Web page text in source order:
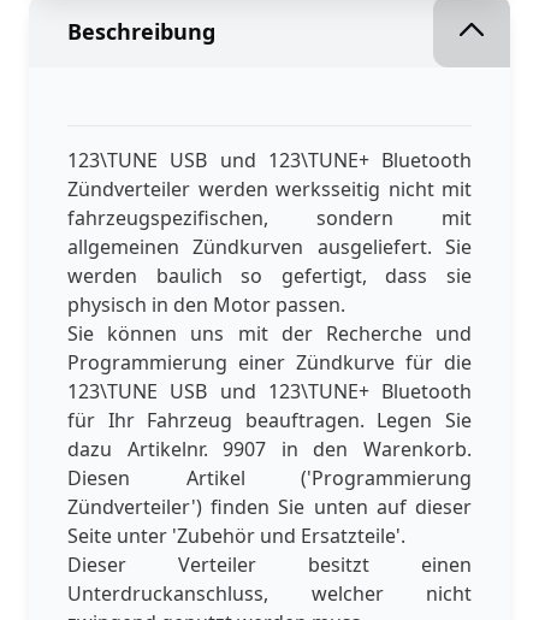
Beschreibung
123\TUNE USB und 123\TUNE+ Bluetooth
Zündverteiler werden werksseitig nicht mit
fahrzeugspezifischen, sondern mit
allgemeinen Zündkurven ausgeliefert. Sie
werden baulich so gefertigt, dass sie
physisch in den Motor passen.
Sie können uns mit der Recherche und
Programmierung einer Zündkurve für die
123\TUNE USB und 123\TUNE+ Bluetooth
für Ihr Fahrzeug beauftragen. Legen Sie
dazu Artikelnr. 9907 in den Warenkorb.
Diesen Artikel ('Programmierung
Zündverteiler') finden Sie unten auf dieser
Seite unter 'Zubehör und Ersatzteile'.
Dieser Verteiler besitzt einen
Unterdruckanschluss, welcher nicht